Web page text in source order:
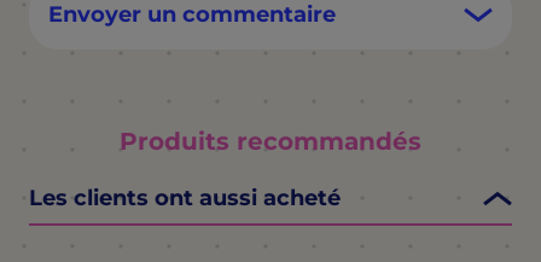
Envoyer un commentaire
Produits recommandés
Les clients ont aussi acheté